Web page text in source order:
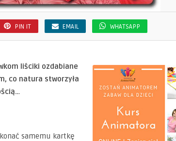
PIN IT EMAIL WHATSAPP
liściki ozdabiane
co natura stworzyła
samemu kartkę